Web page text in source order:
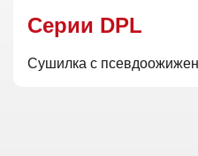
Cерии ZS
Вибрационное сито
Cерии DPL
Сушилка с